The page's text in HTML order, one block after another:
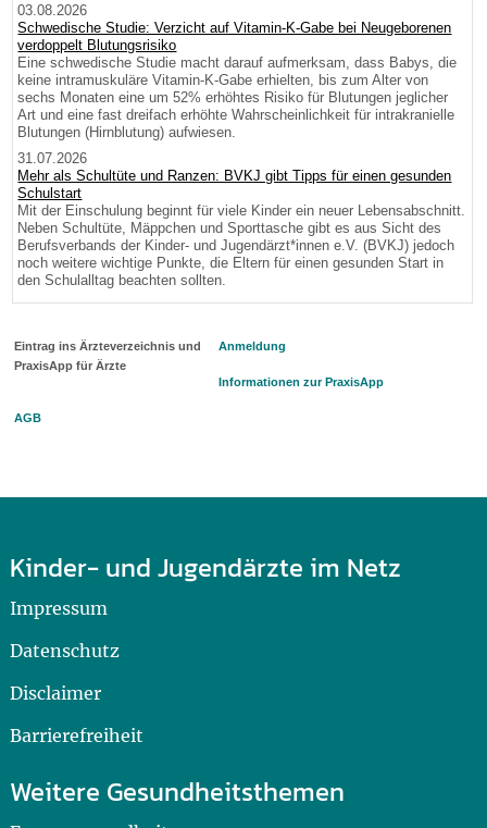
03.08.2026
Schwedische Studie: Verzicht auf Vitamin-K-Gabe bei Neugeborenen
verdoppelt Blutungsrisiko
Eine schwedische Studie macht darauf aufmerksam, dass Babys, die
keine intramuskuläre Vitamin-K-Gabe erhielten, bis zum Alter von
sechs Monaten eine um 52% erhöhtes Risiko für Blutungen jeglicher
Art und eine fast dreifach erhöhte Wahrscheinlichkeit für intrakranielle
Blutungen (Hirnblutung) aufwiesen.
31.07.2026
Mehr als Schultüte und Ranzen: BVKJ gibt Tipps für einen gesunden
Schulstart
Mit der Einschulung beginnt für viele Kinder ein neuer Lebensabschnitt.
Neben Schultüte, Mäppchen und Sporttasche gibt es aus Sicht des
Berufsverbands der Kinder- und Jugendärzt*innen e.V. (BVKJ) jedoch
noch weitere wichtige Punkte, die Eltern für einen gesunden Start in
den Schulalltag beachten sollten.
Eintrag ins Ärzteverzeichnis und
PraxisApp für Ärzte
Anmeldung
Informationen zur PraxisApp
AGB
Kinder- und Jugendärzte im Netz
Impressum
Datenschutz
Disclaimer
Barrierefreiheit
Weitere Gesundheitsthemen